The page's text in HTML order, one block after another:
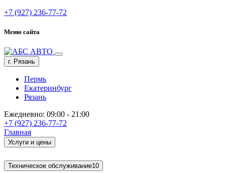
+7 (927) 236-77-72
Меню сайта
г. Рязань
Пермь
Екатеринбург
Рязань
Ежедневно: 09:00 - 21:00
+7 (927) 236-77-72
Главная
Услуги и цены
Техническое обслуживание10